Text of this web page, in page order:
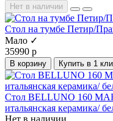
Нет в наличии
Стол на тумбе Петир/
Мало ✓
35990 р
В корзину Купить в 1
Стол BELLUNO 160
итальянская керамика/
Нет в наличии